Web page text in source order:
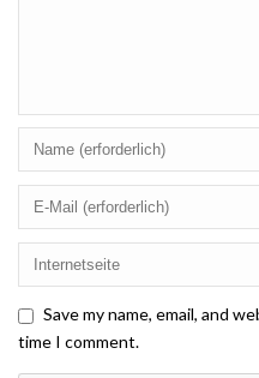
Save my name, email, and
time I comment.